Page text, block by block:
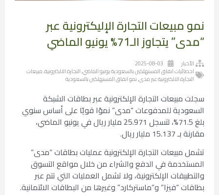
نمو مبيعات التجارة الإليكترونية عبر
“مدى” يتجاوز الـ71% يونيو الماضي
الأخبار
2025-08-03
احصائيات انفاق المستهلكين بالسعودية يونيو الماضي,التجارة الالكترونية,مبيعات
التجارة الالكترونية عبر مدى,نمو انفاق المستهلكين بالسعودية
سجلت مبيعات التجارة الإلكترونية عبر بطاقات الشبكة
السعودية للمدفوعات “مدى” نموًا قويًا على أساس سنوي
بلغ 71.5%، لتسجل 25.971 مليار ريال في يونيو الماضي،
مقارنة بـ 15.137 مليار ريال.
تشمل مبيعات التجارة الإلكترونية عمليات بطاقات “مدى”
المستخدمة في الدفع والشراء من خلال مواقع التسوق
والتطبيقات الإلكترونية، ولا تشمل العمليات التي تتم عبر
بطاقات “فيزا” و”ماستركارد” وغيرها من البطاقات الائتمانية.